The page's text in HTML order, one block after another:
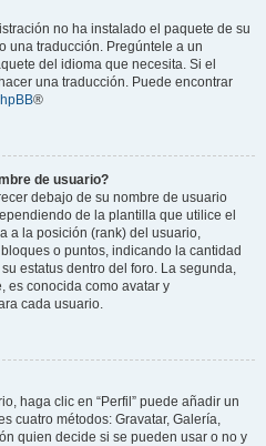
no ha instalado el paquete de su
una traducción. Pregúntele a un
del idioma que necesita. Si el
una traducción. Puede encontrar
®
de usuario?
debajo de su nombre de usuario
de la plantilla que utilice el
a la posición (rank) del usuario,
o puntos, indicando la cantidad
estatus dentro del foro. La segunda,
es conocida como avatar y
cada usuario.
haga clic en “Perfil” puede añadir un
cuatro métodos: Gravatar, Galería,
quien decide si se pueden usar o no y